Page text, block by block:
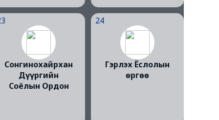
Сонгинохайрхан
Дүүргийн
Соёлын Ордон
Гэрлэх Ёслолын
өргөө
24